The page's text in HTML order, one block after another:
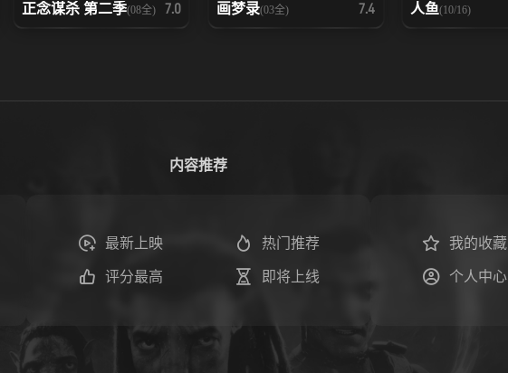
正念谋杀 第二季(08全) 7.0 画梦录(03全) 7.4 人鱼(10/16)
内容推荐
最新上映 热门推荐
评分最高 即将上线
我的收藏
个人中心